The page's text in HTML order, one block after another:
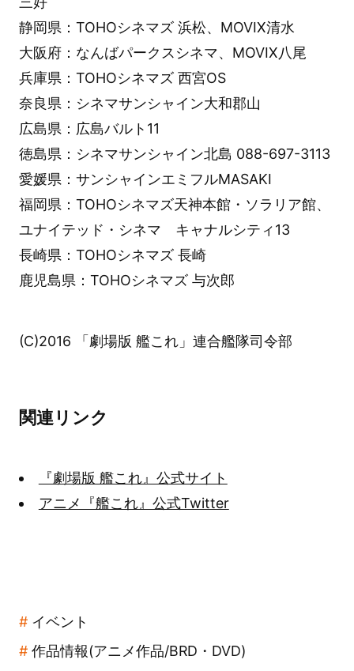
静岡県：TOHOシネマズ 浜松、MOVIX清水
大阪府：なんばパークスシネマ、MOVIX八尾
兵庫県：TOHOシネマズ 西宮OS
奈良県：シネマサンシャイン大和郡山
広島県：広島バルト11
徳島県：シネマサンシャイン北島 088-697-3113
愛媛県：サンシャインエミフルMASAKI
福岡県：TOHOシネマズ天神本館・ソラリア館、
ユナイテッド・シネマ キャナルシティ13
長崎県：TOHOシネマズ 長崎
鹿児島県：TOHOシネマズ 与次郎
(C)2016 「劇場版 艦これ」連合艦隊司令部
関連リンク
『劇場版 艦これ』公式サイト
アニメ『艦これ』公式Twitter
イベント
作品情報(アニメ作品/BRD・DVD)